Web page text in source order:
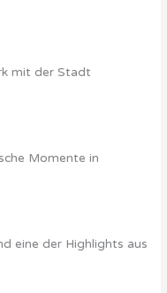
mit der Stadt
Momente in
eine der Highlights aus